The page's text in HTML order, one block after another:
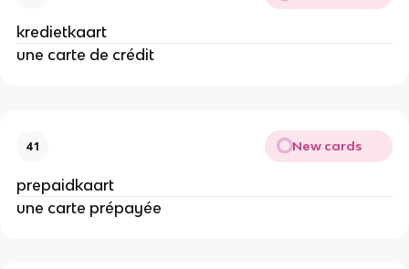
kredietkaart
une carte de crédit
41 New cards
prepaidkaart
une carte prépayée